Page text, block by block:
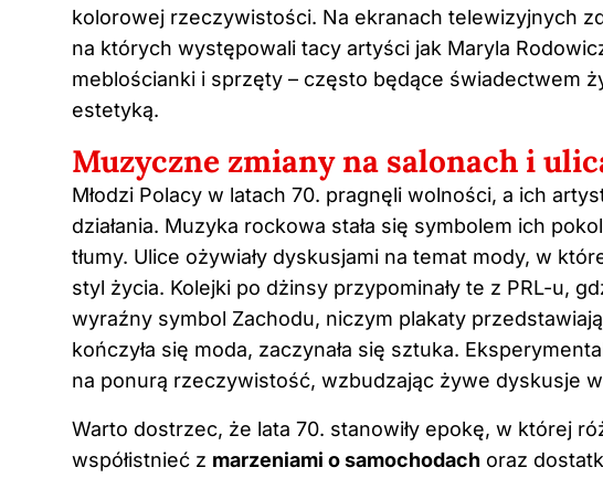
kolorowej rzeczywistości. Na ekranach telewizyjnych
na których występowali tacy artyści jak Maryla
meblościanki i sprzęty – często będące świadectwem
estetyką.
Muzyczne zmiany na salonach i
Młodzi Polacy w latach 70. pragnęli wolności, a ich
działania. Muzyka rockowa stała się symbolem ich
tłumy. Ulice ożywiały dyskusjami na temat mody, w
styl życia. Kolejki po dżinsy przypominały te z PRL-u,
wyraźny symbol Zachodu, niczym plakaty
kończyła się moda, zaczynała się sztuka.
na ponurą rzeczywistość, wzbudzając żywe dyskusje
Warto dostrzec, że lata 70. stanowiły epokę, w której
współistnieć z marzeniami o samochodach oraz